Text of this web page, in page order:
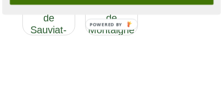
Montaigne,
de
Sauviat-
le chemin
de
Montaigne
POWERED BY